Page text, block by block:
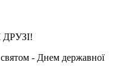
- Днем державної